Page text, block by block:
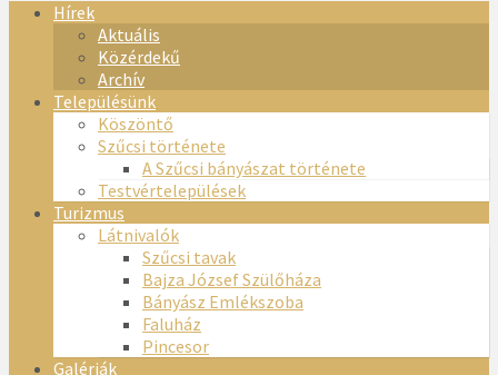
Hírek
Aktuális
Közérdekű
Archív
Településünk
Köszöntő
Szűcsi története
A Szűcsi bányászat története
Testvértelepülések
Turizmus
Látnivalók
Szűcsi tavak
Bajza József Szülőháza
Bányász Emlékszoba
Faluház
Pincesor
Galériák